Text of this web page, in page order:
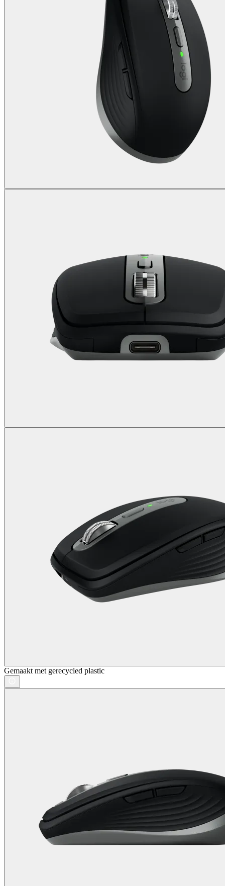
Gemaakt met gerecycled plastic